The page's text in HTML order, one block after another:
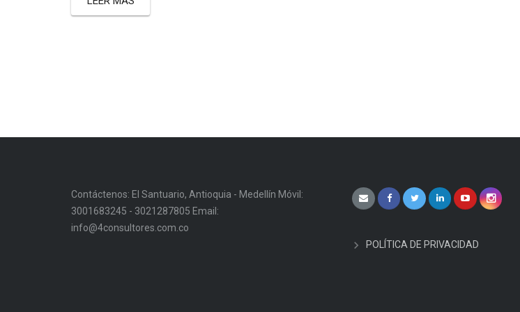
Contáctenos: El Santuario, Antioquia - Medellín Móvil:
3001683245 - 3021287805 Email:
info@4consultores.com.co
POLÍTICA DE PRIVACIDAD